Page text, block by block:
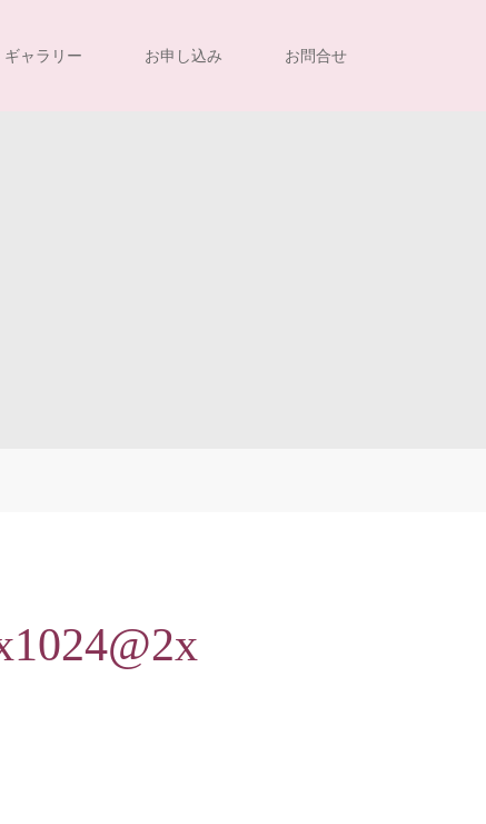
ギャラリー お申し込み お問合せ